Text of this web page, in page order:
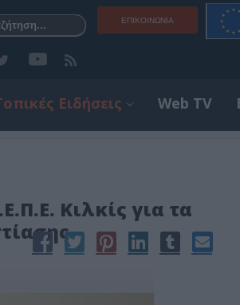
ΕΠΙΚΟΙΝΩΝΊΑ
Ειδήσεις Web TV
Κιλκίς για τα